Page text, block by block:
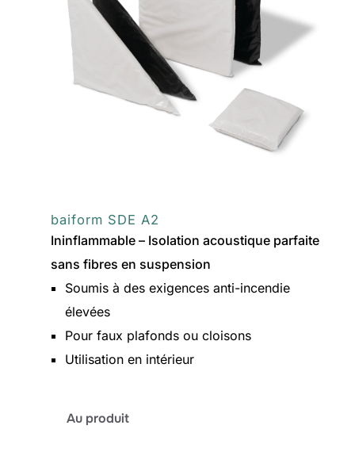
baiform SDE A2
Ininflammable – Isolation acoustique parfaite
sans fibres en suspension
Soumis à des exigences anti-incendie
élevées
Pour faux plafonds ou cloisons
Utilisation en intérieur
Au produit: